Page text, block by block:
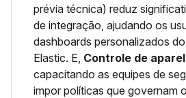
prévia técnica) reduz
de integração, ajudando os
dashboards personalizados
Elastic. E, Controle de
capacitando as equipes de
impor políticas que governam